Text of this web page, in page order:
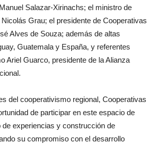
Salazar-Xirinachs; el ministro de
Grau; el presidente de Cooperativas
Alves de Souza; además de altas
Guatemala y España, y referentes
Ariel Guarco, presidente de la Alianza
del cooperativismo regional, Cooperativas
de participar en este espacio de
de experiencias y construcción de
su compromiso con el desarrollo